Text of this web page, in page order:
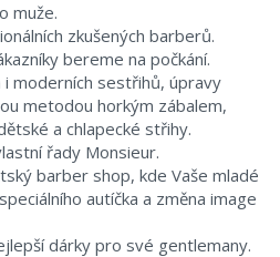
muže.
zkušených barberů.
bereme na počkání.
i moderních sestřihů, úpravy
metodou horkým zábalem,
a chlapecké střihy.
řady Monsieur.
barber shop, kde Vaše mladé
autíčka a změna image
dárky pro své gentlemany.